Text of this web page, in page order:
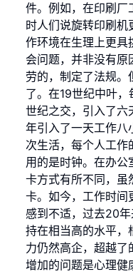
件。例如，在印刷厂
时人们说旋转印刷
作环境在生理上更具
会问题，并非没有
劳的，制定了法规。
了。在19世纪中叶
世纪之交，引入了六
年引入了一天工作八
次生活，每个人工
用的是时钟。在办
卡方式有所不同，虽
卡。如今，工作时间
感到不适，过去20
持在相当高的水平，
力仍然高企，超越
增加的问题是心理健